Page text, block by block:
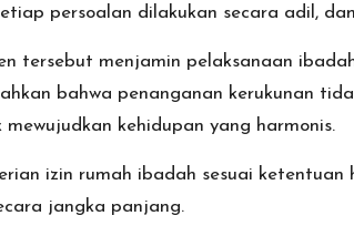
persoalan dilakukan secara adil,
tersebut menjamin pelaksanaan
bahwa penanganan kerukunan
kehidupan yang harmonis.
izin rumah ibadah sesuai
jangka panjang.